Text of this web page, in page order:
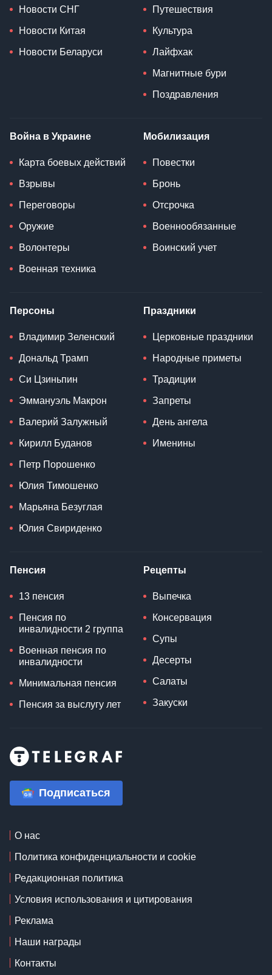
Новости СНГ
Новости Китая
Новости Беларуси
Путешествия
Культура
Лайфхак
Магнитные бури
Поздравления
Война в Украине
Карта боевых действий
Взрывы
Переговоры
Оружие
Волонтеры
Военная техника
Мобилизация
Повестки
Бронь
Отсрочка
Военнообязанные
Воинский учет
Персоны
Владимир Зеленский
Дональд Трамп
Си Цзиньпин
Эммануэль Макрон
Валерий Залужный
Кирилл Буданов
Петр Порошенко
Юлия Тимошенко
Марьяна Безуглая
Юлия Свириденко
Праздники
Церковные праздники
Народные приметы
Традиции
Запреты
День ангела
Именины
Пенсия
13 пенсия
Пенсия по
инвалидности 2 группа
Военная пенсия по
инвалидности
Минимальная пенсия
Пенсия за выслугу лет
Рецепты
Выпечка
Консервация
Супы
Десерты
Салаты
Закуски
Подписаться
О нас
Политика конфиденциальности и cookie
Редакционная политика
Условия использования и цитирования
Реклама
Наши награды
Контакты